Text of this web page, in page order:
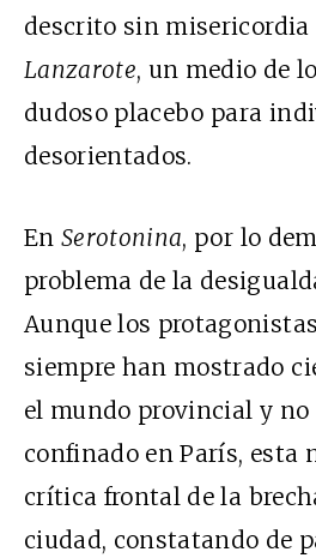
descrito sin misericordia
Lanzarote, un medio de
dudoso placebo para
desorientados.
EnSerotonina, por lo
problema de la
Aunque los
siempre han mostrado
el mundo provincial y no
confinado en París, esta
crítica frontal de la
ciudad, constatando de